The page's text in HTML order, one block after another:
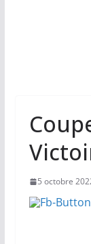
5 octobre